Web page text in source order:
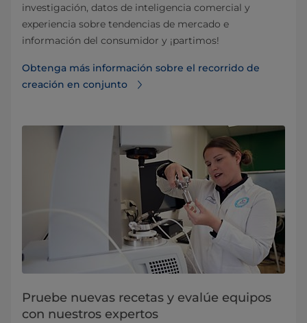
investigación, datos de inteligencia comercial y
experiencia sobre tendencias de mercado e
información del consumidor y ¡partimos!
Obtenga más información sobre el recorrido de
creación en conjunto
Pruebe nuevas recetas y evalúe equipos
con nuestros expertos